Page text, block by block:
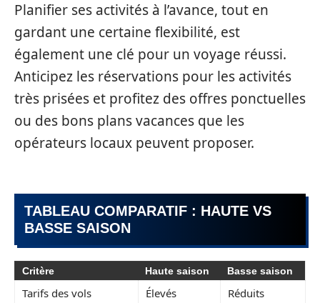
Planifier ses activités à l’avance, tout en
gardant une certaine flexibilité, est
également une clé pour un voyage réussi.
Anticipez les réservations pour les activités
très prisées et profitez des offres ponctuelles
ou des bons plans vacances que les
opérateurs locaux peuvent proposer.
TABLEAU COMPARATIF : HAUTE VS
BASSE SAISON
Critère Haute saison Basse saison
Tarifs des vols Élevés
Réduits